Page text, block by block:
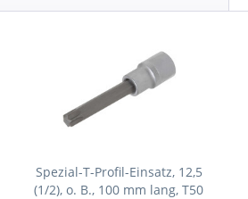
Spezial-T-Profil-Einsatz, 12,5
(1/2), o. B., 100 mm lang, T50